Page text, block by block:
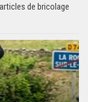
de bricolage